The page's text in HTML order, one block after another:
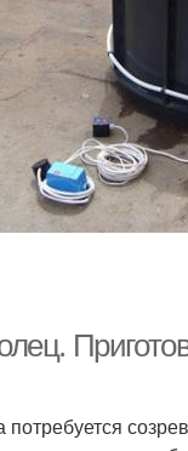
потребуется